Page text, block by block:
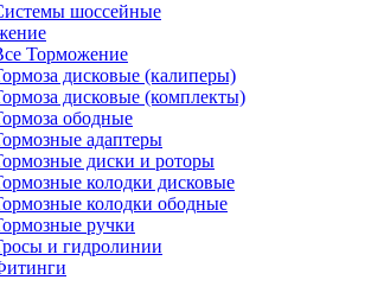
шоссейные
Торможение
дисковые (калиперы)
дисковые (комплекты)
ободные
адаптеры
диски и роторы
колодки дисковые
колодки ободные
ручки
и гидролинии